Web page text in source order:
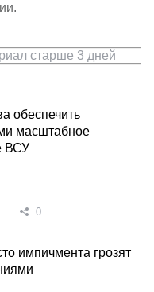
старше 3 дней
обеспечить
масштабное
ВСУ
0
импичмента грозят